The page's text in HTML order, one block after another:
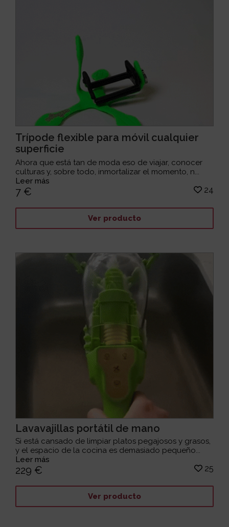
Trípode flexible para móvil cualquier
superficie
Ahora que está tan de moda eso de viajar, conocer
culturas y, sobre todo, inmortalizar el momento, n...
Leer más
7 € 24
Ver producto
Lavavajillas portátil de mano
Si está cansado de limpiar platos pegajosos y grasos,
y el espacio de la cocina es demasiado pequeño...
Leer más
229 € 25
Ver producto